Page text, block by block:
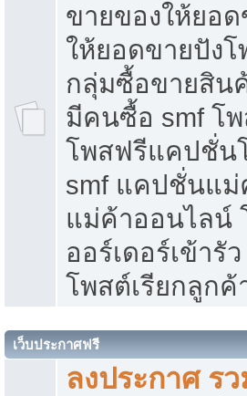
ขายของให้ยอ
ให้ยอดขายปัง
กลุ่มซื้อขายสิน
มีคนซื้อ smf โ
โพสฟรีแคปชั่น
smf แคปชั่นแ
แม่ค้าออนไลน์
ออร์เดอร์เข้ารั
โพสต์เรียกลูกค้
เว็บประกาศฟรี
ลงประกาศ ร